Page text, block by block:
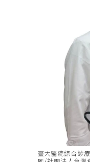
臺大醫院綜合診